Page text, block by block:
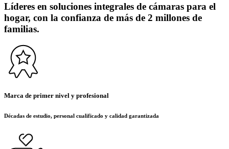
Líderes en soluciones integrales de cámaras para el
hogar, con la confianza de más de 2 millones de
familias.
Marca de primer nivel y profesional
Décadas de estudio, personal cualificado y calidad garantizada